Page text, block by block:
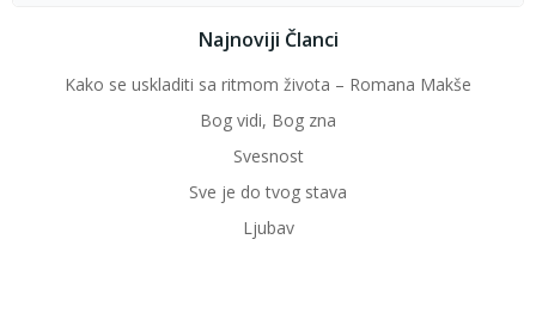
Najnoviji Članci
Kako se uskladiti sa ritmom života – Romana Makše
Bog vidi, Bog zna
Svesnost
Sve je do tvog stava
Ljubav